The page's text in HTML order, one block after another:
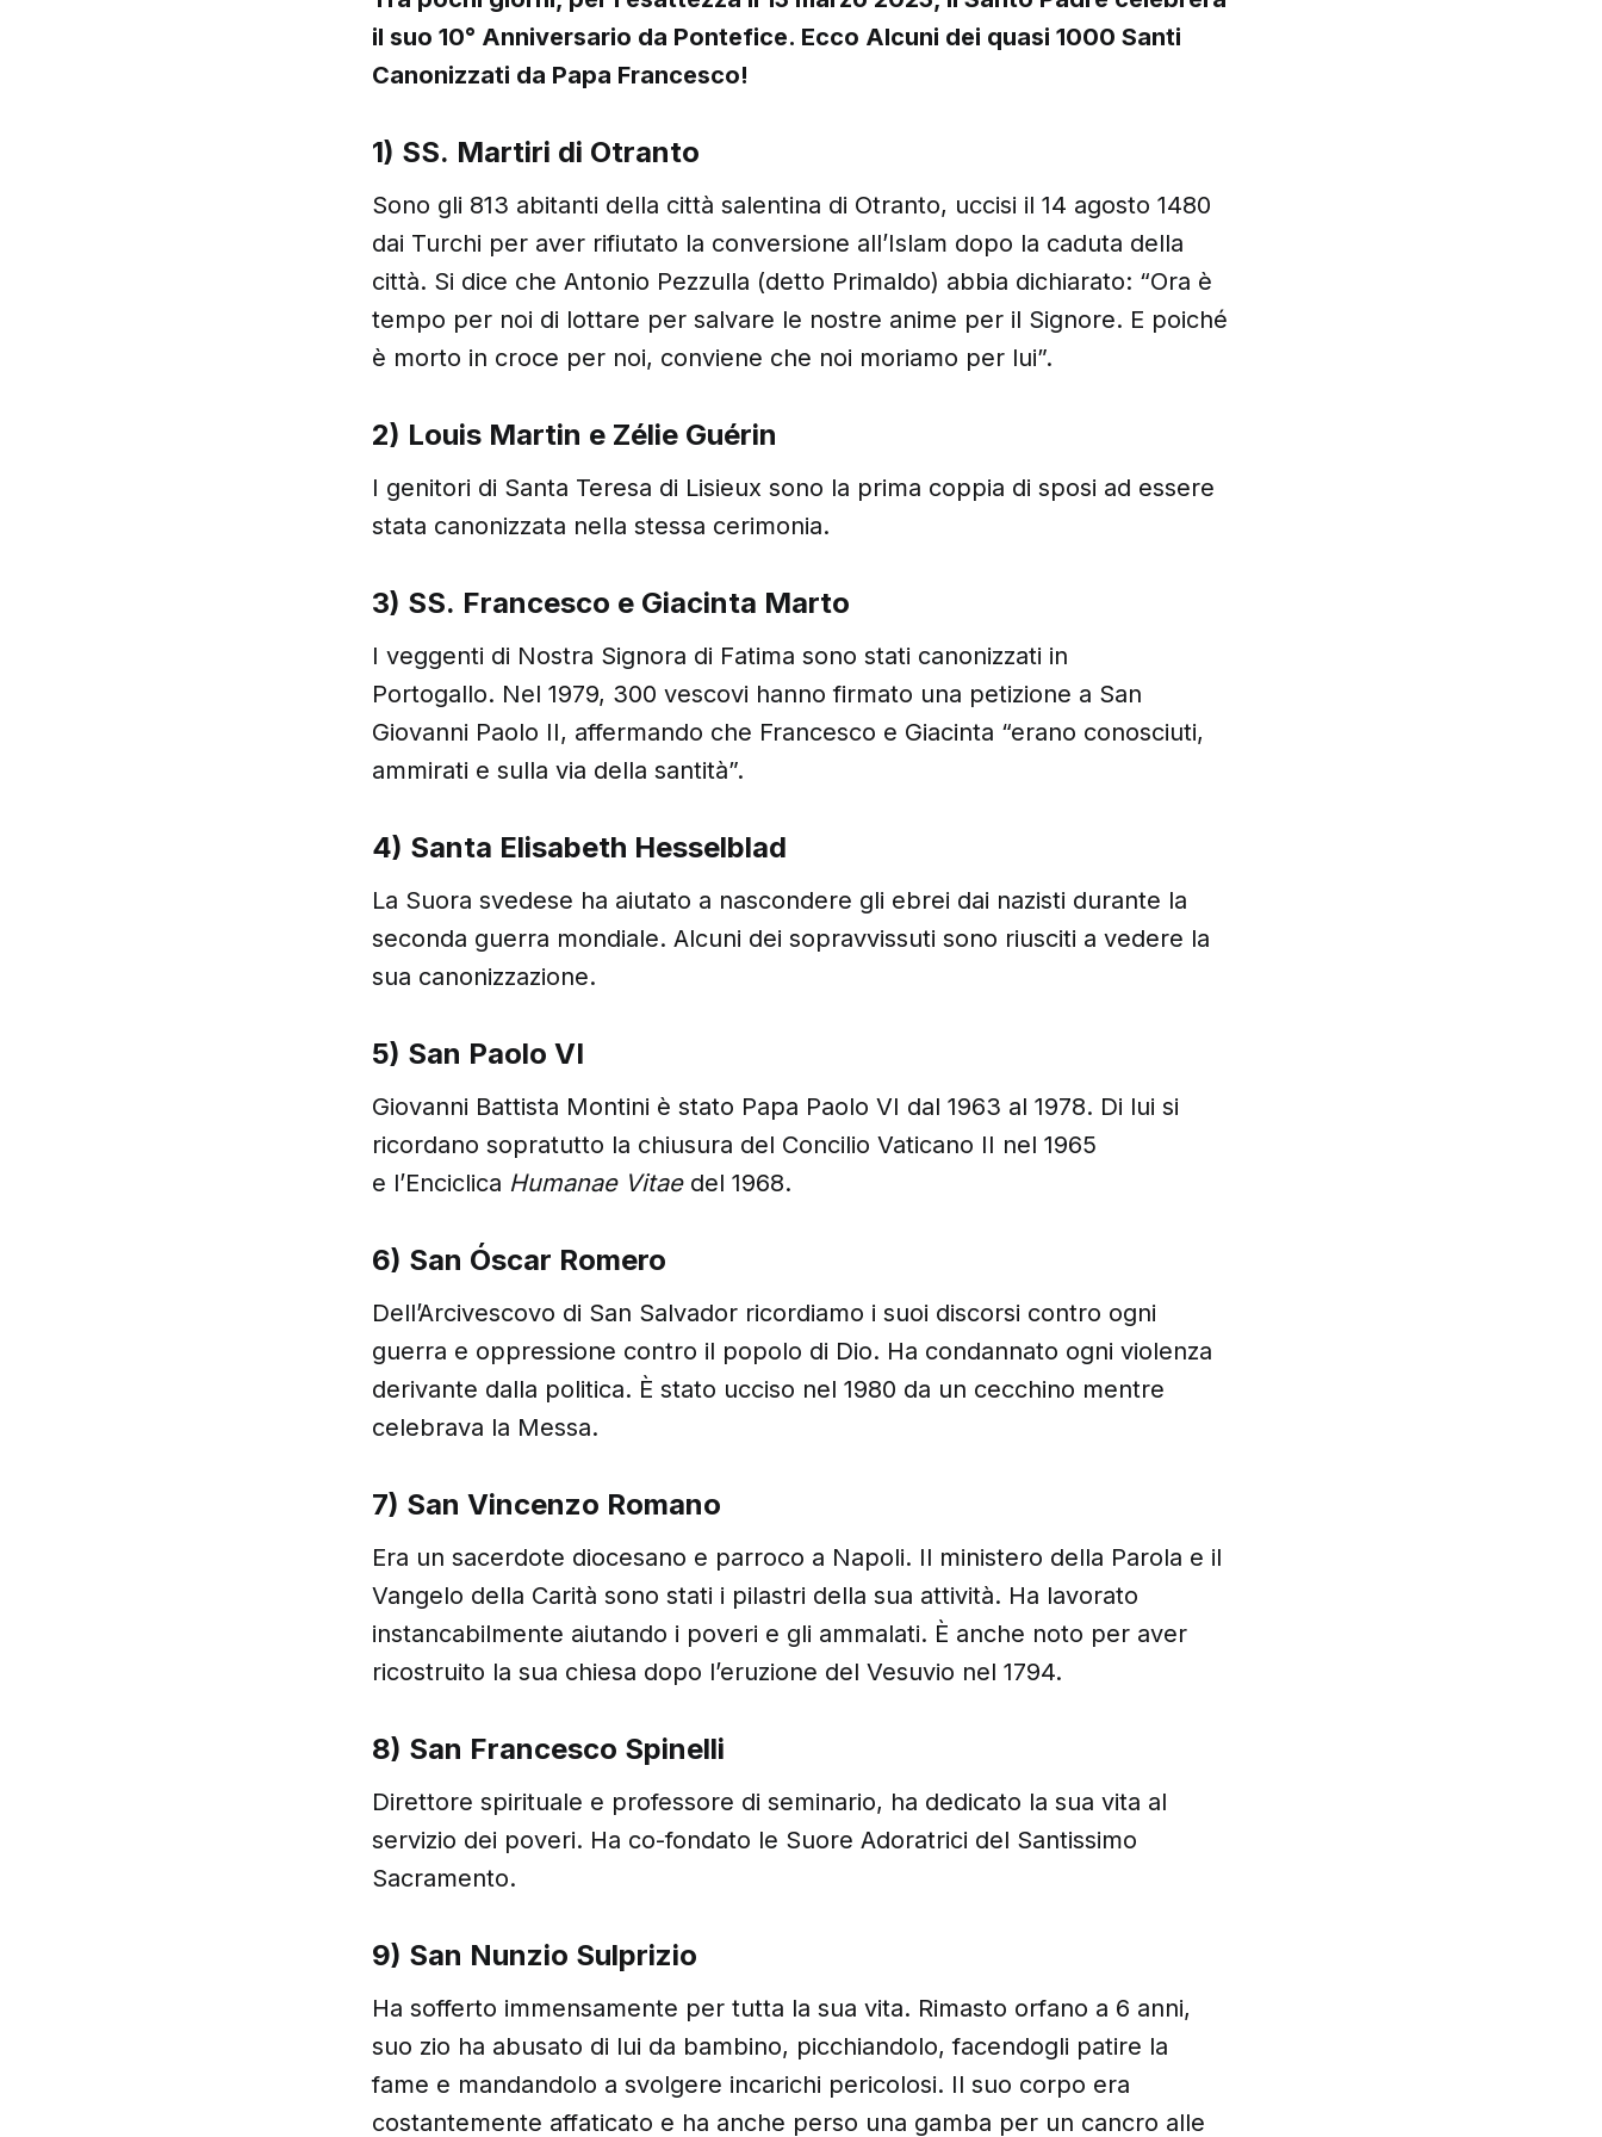
il suo 10° Anniversario da Pontefice. Ecco Alcuni dei quasi 1000 Santi
Canonizzati da Papa Francesco!
1) SS. Martiri di Otranto
Sono gli 813 abitanti della città salentina di Otranto, uccisi il 14 agosto 1480
dai Turchi per aver rifiutato la conversione all’Islam dopo la caduta della
città. Si dice che Antonio Pezzulla (detto Primaldo) abbia dichiarato: “Ora è
tempo per noi di lottare per salvare le nostre anime per il Signore. E poiché
è morto in croce per noi, conviene che noi moriamo per lui”.
2) Louis Martin e Zélie Guérin
I genitori di Santa Teresa di Lisieux sono la prima coppia di sposi ad essere
stata canonizzata nella stessa cerimonia.
3) SS. Francesco e Giacinta Marto
I veggenti di Nostra Signora di Fatima sono stati canonizzati in
Portogallo. Nel 1979, 300 vescovi hanno firmato una petizione a San
Giovanni Paolo II, affermando che Francesco e Giacinta “erano conosciuti,
ammirati e sulla via della santità”.
4) Santa Elisabeth Hesselblad
La Suora svedese ha aiutato a nascondere gli ebrei dai nazisti durante la
seconda guerra mondiale. Alcuni dei sopravvissuti sono riusciti a vedere la
sua canonizzazione.
5) San Paolo VI
Giovanni Battista Montini è stato Papa Paolo VI dal 1963 al 1978. Di lui si
ricordano sopratutto la chiusura del Concilio Vaticano II nel 1965
e l’Enciclica Humanae Vitaedel 1968.
6) San Óscar Romero
Dell’Arcivescovo di San Salvador ricordiamo i suoi discorsi contro ogni
guerra e oppressione contro il popolo di Dio. Ha condannato ogni violenza
derivante dalla politica. È stato ucciso nel 1980 da un cecchino mentre
celebrava la Messa.
7) San Vincenzo Romano
Era un sacerdote diocesano e parroco a Napoli. Il ministero della Parola e il
Vangelo della Carità sono stati i pilastri della sua attività. Ha lavorato
instancabilmente aiutando i poveri e gli ammalati. È anche noto per aver
ricostruito la sua chiesa dopo l’eruzione del Vesuvio nel 1794.
8) San Francesco Spinelli
Direttore spirituale e professore di seminario, ha dedicato la sua vita al
servizio dei poveri. Ha co-fondato le Suore Adoratrici del Santissimo
Sacramento.
9) San Nunzio Sulprizio
Ha sofferto immensamente per tutta la sua vita. Rimasto orfano a 6 anni,
suo zio ha abusato di lui da bambino, picchiandolo, facendogli patire la
fame e mandandolo a svolgere incarichi pericolosi. Il suo corpo era
costantemente affaticato e ha anche perso una gamba per un cancro alle